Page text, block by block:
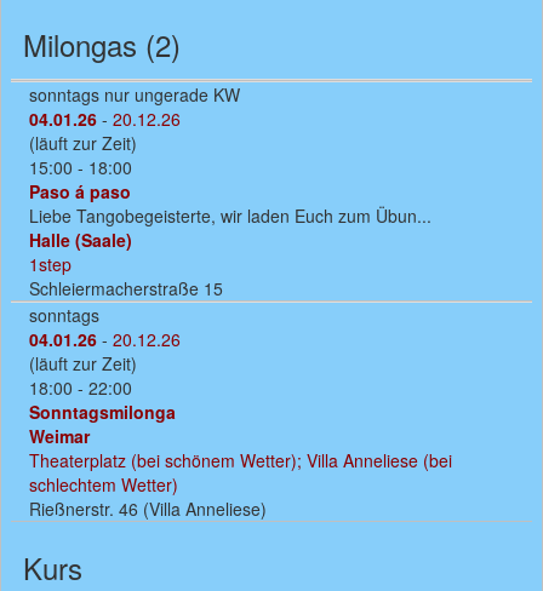
Milongas (2)
sonntags nur ungerade KW
04.01.26 -20.12.26
(läuft zur Zeit)
15:00 - 18:00
Paso á paso
Liebe Tangobegeisterte, wir laden Euch zum Übun...
Halle (Saale)
1step
Schleiermacherstraße 15
sonntags
04.01.26 -20.12.26
(läuft zur Zeit)
18:00 - 22:00
Sonntagsmilonga
Weimar
Theaterplatz (bei schönem Wetter); Villa Anneliese (bei
schlechtem Wetter)
Rießnerstr. 46 (Villa Anneliese)
Kurs